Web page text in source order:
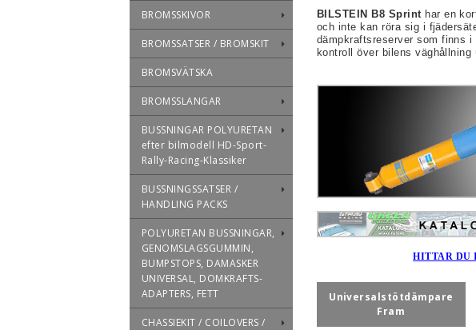
BROMSSKIVOR
BROMSSATSER / BROMSKIT
BROMSVÄTSKA
BROMSSLANGAR
BUSSNINGAR POLYURETAN
efter bilmodell HD-Sport-
Rally-Racing-Klassiker
BUSSNINGSSATSER /
HANDLING PACKS
POLYURETAN BUSSNINGAR,
GENOMSLAGSGUMMIN,
BUMPSTOPS, DAMASKER
UNIVERSAL, DOMKRAFTS-
ADAPTERS, FETT
CHASSIEKIT / COILOVERS /
BILSTEIN B8 Sprinthar en
och inte kan röra sig i
dämpkraftsreserver som finns
kontroll över bilens
HITTAR DU
Universalstötdämpare
Fram